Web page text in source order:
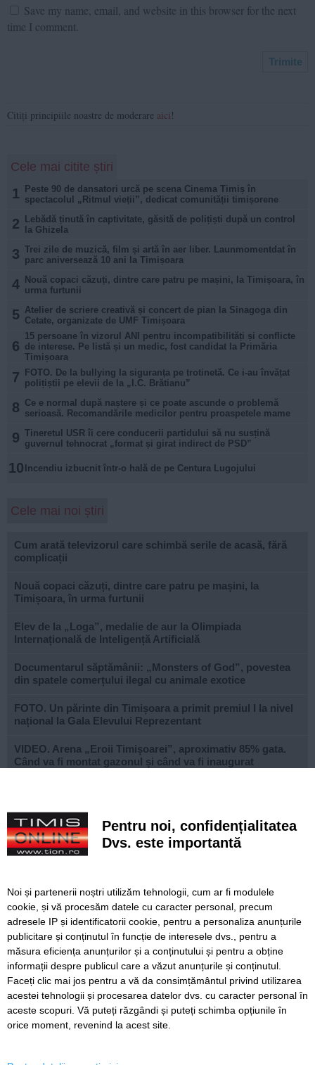
Save my name, email, and website in this browser for the next
time I comment.
Citiți principiile noastre de moderare aici !
Cele mai citite știri
1
Peste 90 de dansatori urcă pe scena Cinema Timiș în
spectacolul „Ritmul vieții”, dedicat comunității timișorene
2
Lebădă ținută în captivitate, găsită de polițiști după un control
la Ghizela
3 Trei zile de muzică, film și artă în aer liber. Launmomentdat în
parc aniversează 10 ani la Timișoara
4
Nouă copaci căzuți, dintre care patru pe mașini, la Timișoara, în
urma furtunii
5 Atelier de scriere creativă și concert de pian la Sinagoga din
Cetate, organizate de UMF Timișoara
6
15 persoane în vizorul ANI pentru incompatibilități și conflicte
de interese. Pe listă și un medic, fost candidat la Primăria
Timișoara
7
FOTO. De la bullying la siguranța pe trotinetă. Ce i-au învățat
polițiștii pe elevii de la „I.C. Brătianu”
8 Ce e normal după naștere și ce poate ascunde o problemă
serioasă. Recomandările medicilor pentru proaspetele mame
9 Tineretul USR îi cere conducerii partidului să nu susțină
guvernul tehnocrat „format și girat indirect de PSD”
10 Incendiu izbucnit într-o hală de pe Centura Lugojului
Cele mai noi știri
Cum arată televizorul care schimbă serile de acasă, fără
complicații
Nouă copaci căzuți, dintre care patru pe mașini, la
Timișoara, în urma furtunii
Elev de la „Loga”, medalie de aur la Olimpiada
Internațională de Inteligență Artificială
Documentarul săptămânii: „Monsters of God”, povestea
din spatele comerțului ilegal cu animale exotice
FOTO. Un părinte din Timișoara a primit premiul I la nivel
național la Gala Elevului Reprezentant
VIDEO. Arena „Eroii Timișoarei”, aproximativ 85% gata.
Când va fi montat gazonul și când va fi inaugurat
persoană a fost rănită
A vândut anvelope și piese auto ani la rând, dar nu a
declarat veniturile. Prejudiciu de aproape 30.000 de euro
bărbați din Timiș au fost reținuți
Un elev și-a ucis bunicii, apoi a deschis focul într-un liceu
din Thailanda. Opt persoane au murit și mai multe au fost
rănite
SERVICII Redactia
Folosinta Cookie-urilor
Pentru noi, confidențialitatea
Dvs. este importantă
Noi și partenerii noștri utilizăm tehnologii, cum ar fi modulele
cookie, și vă procesăm datele cu caracter personal, precum
adresele IP și identificatorii cookie, pentru a personaliza anunțurile
publicitare și conținutul în funcție de interesele dvs., pentru a
măsura eficiența anunțurilor și a conținutului și pentru a obține
informații despre publicul care a văzut anunțurile și conținutul.
Faceți clic mai jos pentru a vă da consimțământul privind utilizarea
acestei tehnologii și procesarea datelor dvs. cu caracter personal în
aceste scopuri. Vă puteți răzgândi și puteți schimba opțiunile în
orice moment, revenind la acest site.